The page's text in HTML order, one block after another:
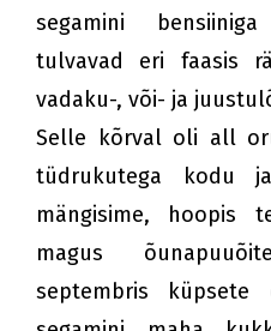
segamini
tulvavad eri faasis
vadaku-, või- ja
Selle kõrval oli all
tüdrukutega kodu
mängisime, hoopis
magus
septembris